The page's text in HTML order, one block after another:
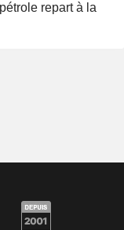
repart à la